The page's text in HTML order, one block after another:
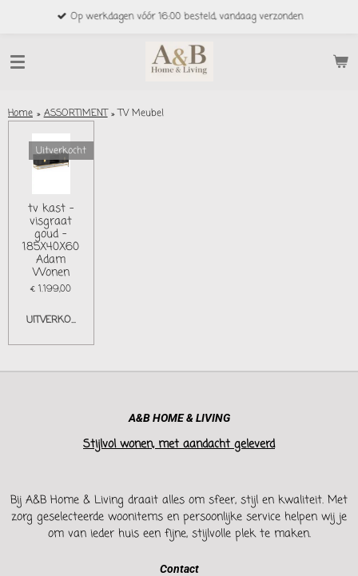
de
hoofdinhoud
Op werkdagen vóór 16:00 besteld, vandaag verzonden
Home » ASSORTIMENT » TV Meubel
Uitverkocht
tv kast -
visgraat
goud -
185X40X60
Adam
Wonen
€ 1.199,00
UITVERKOCHT
A&B HOME & LIVING
Stijlvol wonen, met aandacht geleverd
Bij A&B Home & Living draait alles om sfeer, stijl en kwaliteit. Met
zorg geselecteerde woonitems en persoonlijke service helpen wij je
om van ieder huis een fijne, stijlvolle plek te maken.
Contact